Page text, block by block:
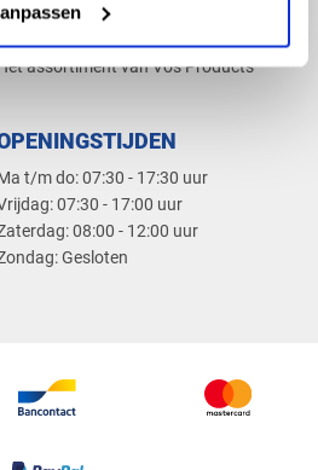
PRODUCTCATALOGUS 2026
assortiment van Vos Products
t/m do: 07:30 - 17:30 uur
07:30 - 17:00 uur
08:00 - 12:00 uur
Gesloten